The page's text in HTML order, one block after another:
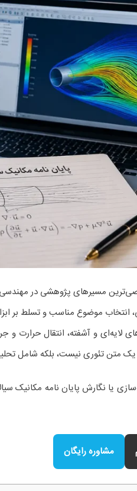
انتخاب موضوع مناسب و تسلط
لایه‌ای و آشفته، انتقال حرارت و
یک متن تئوری نیست، بلکه شامل
یا نگارش پایان نامه مکانیک
مشاوره رایگان